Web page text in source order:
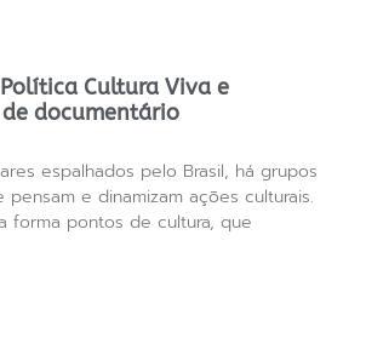
Cultura Viva e
documentário
espalhados pelo Brasil, há grupos
e dinamizam ações culturais.
forma pontos de cultura, que